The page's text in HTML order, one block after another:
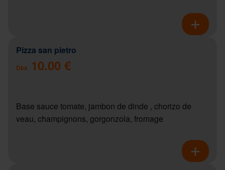
Pizza san pietro
Dès 10.00 €
Base sauce tomate, jambon de dinde , chorizo de
veau, champignons, gorgonzola, fromage